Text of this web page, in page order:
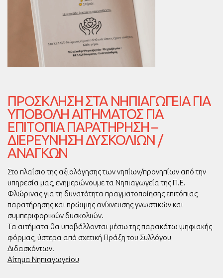
ΠΡΌΣΚΛΗΣΗ ΣΤΑ ΝΗΠΙΑΓΩΓΕΊΑ ΓΙΑ
ΥΠΟΒΟΛΉ ΑΙΤΉΜΑΤΟΣ ΓΙΑ
ΕΠΙΤΌΠΙΑ ΠΑΡΑΤΉΡΗΣΗ –
ΔΙΕΡΕΎΝΗΣΗ ΔΥΣΚΟΛΙΏΝ /
ΑΝΑΓΚΏΝ
Στο πλαίσιο της αξιολόγησης των νηπίων/προνηπίων από την
υπηρεσία μας, ενημερώνουμε τα Νηπιαγωγεία της Π.Ε.
Φλώρινας για τη δυνατότητα πραγματοποίησης επιτόπιας
παρατήρησης και πρώιμης ανίχνευσης γνωστικών και
συμπεριφορικών δυσκολιών.
Τα αιτήματα θα υποβάλλονται μέσω της παρακάτω ψηφιακής
φόρμας, ύστερα από σχετική Πράξη του Συλλόγου
Διδασκόντων.
Αίτημα Νηπιαγωγείου